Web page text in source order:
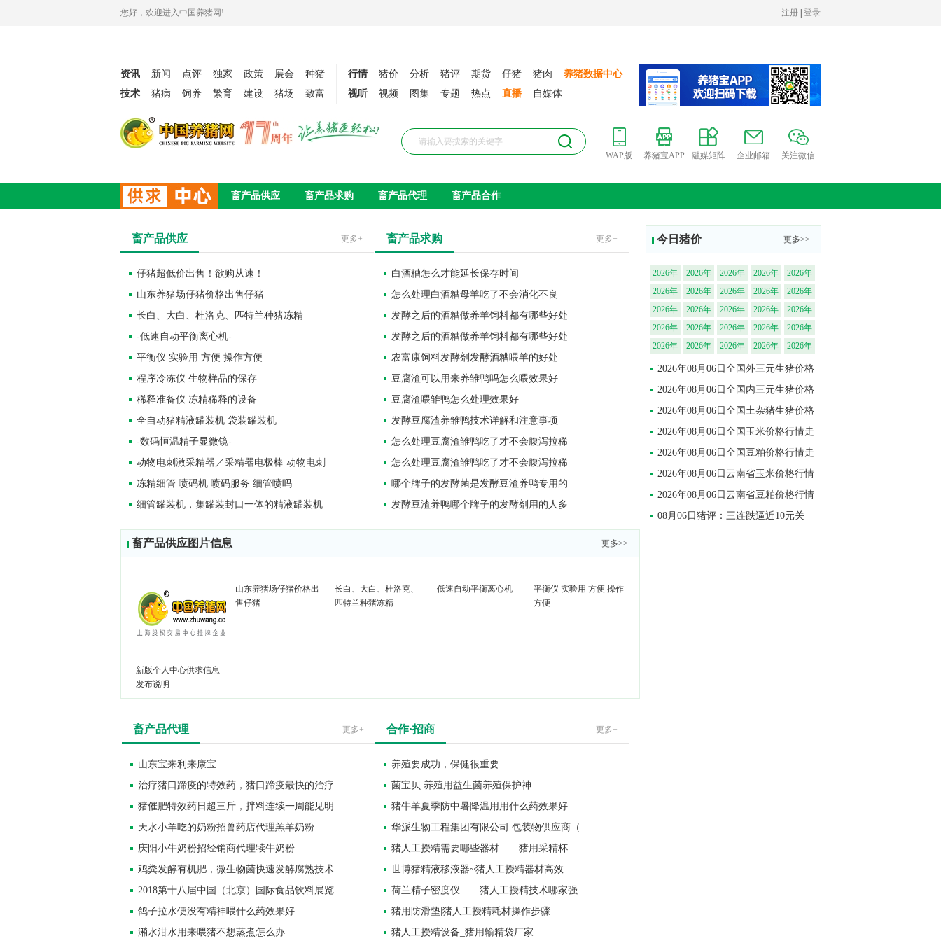
您好，欢迎进入中国养猪网!
资讯 新闻 点评 独家 政策 展会
种猪
技术
猪病 饲养 繁育 建设 猪场 致富
行情 猪价 分析 猪评 期货 仔猪 猪肉
养猪数据中心
视听
视频 图集 专题 热点 直播 自媒体
WAP版 养猪宝APP 融媒矩阵 企业邮箱 关注微信
畜产品供应 畜产品求购 畜产品代理 畜产品合作
畜产品供应 更多+
仔猪超低价出售！欲购从速！
山东养猪场仔猪价格出售仔猪
长白、大白、杜洛克、匹特兰种猪冻精
-低速自动平衡离心机-
平衡仪 实验用 方便 操作方便
程序冷冻仪 生物样品的保存
稀释准备仪 冻精稀释的设备
全自动猪精液罐装机 袋装罐装机
-数码恒温精子显微镜-
动物电刺激采精器／采精器电极棒 动物电刺
冻精细管 喷码机 喷码服务 细管喷吗
细管罐装机，集罐装封口一体的精液罐装机
畜产品求购 更多+
白酒糟怎么才能延长保存时间
怎么处理白酒糟母羊吃了不会消化不良
发酵之后的酒糟做养羊饲料都有哪些好处
发酵之后的酒糟做养羊饲料都有哪些好处
农富康饲料发酵剂发酵酒糟喂羊的好处
豆腐渣可以用来养雏鸭吗怎么喂效果好
豆腐渣喂雏鸭怎么处理效果好
发酵豆腐渣养雏鸭技术详解和注意事项
怎么处理豆腐渣雏鸭吃了才不会腹泻拉稀
怎么处理豆腐渣雏鸭吃了才不会腹泻拉稀
哪个牌子的发酵菌是发酵豆渣养鸭专用的
发酵豆渣养鸭哪个牌子的发酵剂用的人多
畜产品供应图片信息 更多>>
新版个人中心供求信息
发布说明
山东养猪场仔猪价格出
售仔猪
长白、大白、杜洛克、
匹特兰种猪冻精
-低速自动平衡离心机-
平衡仪 实验用 方便 操作
方便
畜产品代理 更多+
山东宝来利来康宝
治疗猪口蹄疫的特效药，猪口蹄疫最快的治疗
猪催肥特效药日超三斤，拌料连续一周能见明
天水小羊吃的奶粉招兽药店代理羔羊奶粉
庆阳小牛奶粉招经销商代理犊牛奶粉
鸡粪发酵有机肥，微生物菌快速发酵腐熟技术
2018第十八届中国（北京）国际食品饮料展览
鸽子拉水便没有精神喂什么药效果好
潲水泔水用来喂猪不想蒸煮怎么办
合作·招商 更多+
养殖要成功，保健很重要
菌宝贝 养殖用益生菌养殖保护神
猪牛羊夏季防中暑降温用用什么药效果好
华派生物工程集团有限公司 包装物供应商（
猪人工授精需要哪些器材——猪用采精杯
世博猪精液移液器~猪人工授精器材高效
荷兰精子密度仪——猪人工授精技术哪家强
猪用防滑垫|猪人工授精耗材操作步骤
猪人工授精设备_猪用输精袋厂家
今日猪价 更多>>
2026年
08月06
日云南
省外三
元生猪
价格行
情涨
2026年
08月06
日云南
省内三
元生猪
价格行
情涨
2026年
08月06
日云南
省土杂
猪生猪
价格行
情涨
2026年
08月06
日广西
省外三
元生猪
价格行
情涨
2026年
08月06
日广西
省内三
元生猪
价格行
情涨
2026年
08月06
日广西
省土杂
猪生猪
价格行
情涨
2026年
08月06
日四川
省外三
元生猪
价格行
情涨
2026年
08月06
日四川
省内三
元生猪
价格行
情涨
2026年
08月06
日四川
省土杂
猪生猪
价格行
情涨
2026年
08月06
日湖北
省外三
元生猪
价格行
情涨
2026年
08月06
日湖北
省内三
元生猪
价格行
2026年
08月06
日湖北
省土杂
猪生猪
价格行
2026年
08月06
日河北
省外三
元生猪
价格行
2026年
08月06
日河北
省内三
元生猪
价格行
2026年
08月06
日河北
省土杂
猪生猪
价格行
2026年
08月06
省外三
元生猪
价格行
2026年
08月06
省内三
元生猪
价格行
2026年
08月06
省土杂
猪生猪
价格行
2026年
08月06
省外三
元生猪
价格行
2026年
08月06
省内三
元生猪
价格行
2026年
省土杂
猪生猪
2026年
省外三
元生猪
情涨
2026年
08月06
省内三
元生猪
情涨
2026年
省土杂
猪生猪
情涨
2026年
08月06
省外三
元生猪
情涨
2026年
日江西
省内三
元生猪
情涨
2026年
日江西
省土杂
猪生猪
情涨
2026年
日山东
省外三
元生猪
情涨
2026年
日山东
省内三
元生猪
情涨
2026年
日山东
省土杂
猪生猪
情涨
日云南
省外三
情涨
日云南
省内三
价格行
情涨
2026年
日云南
省土杂
价格行
情涨
日广西
省外三
价格行
情涨
2026年
日广西
省内三
价格行
情涨
2026年08月06日全国外三元生猪价格
行情涨跌表
2026年08月06日全国内三元生猪价格
行情涨跌表
2026年08月06日全国土杂猪生猪价格
行情涨跌表
2026年08月06日全国玉米价格行情走
势汇总
2026年08月06日全国豆粕价格行情走
势汇总
2026年08月06日云南省玉米价格行情
走势汇总
2026年08月06日云南省豆粕价格行情
走势汇总
08月06日猪评：三连跌逼近10元关